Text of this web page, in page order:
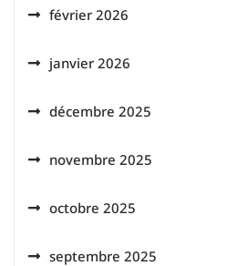
février 2026
janvier 2026
décembre 2025
novembre 2025
octobre 2025
septembre 2025